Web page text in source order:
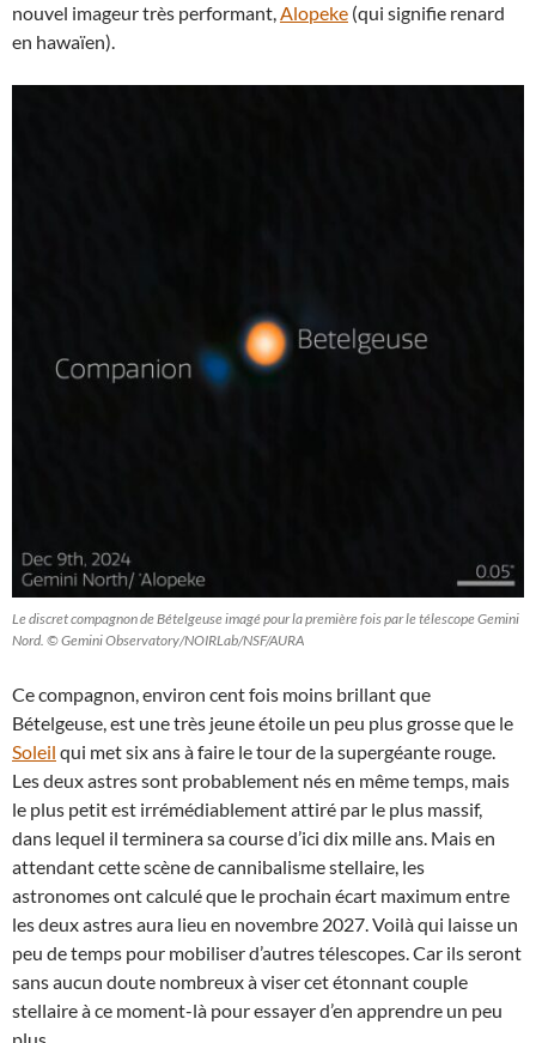
nouvel imageur très performant,Alopeke (qui signifie renard
en hawaïen).
Le discret compagnon de Bételgeuse imagé pour la première fois par le télescope Gemini
Nord. © Gemini Observatory/NOIRLab/NSF/AURA
Ce compagnon, environ cent fois moins brillant que
Bételgeuse, est une très jeune étoile un peu plus grosse que le
Soleil qui met six ans à faire le tour de la supergéante rouge.
Les deux astres sont probablement nés en même temps, mais
le plus petit est irrémédiablement attiré par le plus massif,
dans lequel il terminera sa course d’ici dix mille ans. Mais en
attendant cette scène de cannibalisme stellaire, les
astronomes ont calculé que le prochain écart maximum entre
les deux astres aura lieu en novembre 2027. Voilà qui laisse un
peu de temps pour mobiliser d’autres télescopes. Car ils seront
sans aucun doute nombreux à viser cet étonnant couple
stellaire à ce moment-là pour essayer d’en apprendre un peu